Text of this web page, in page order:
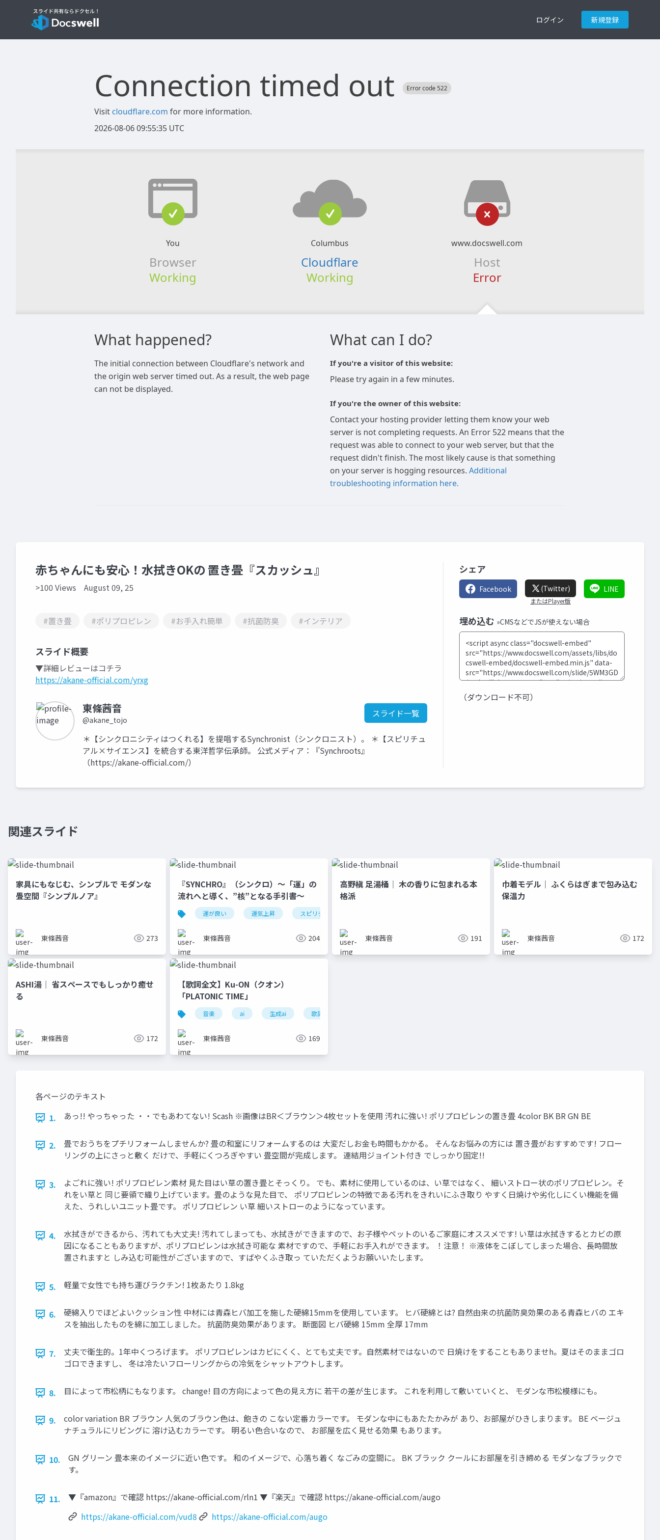
ログイン 新規登録
赤ちゃんにも安心！水拭きOKの 置き畳『スカッシュ』
>100 Views August 09, 25
#置き畳 #ポリプロピレン #お手入れ簡単 #抗菌防臭 #インテリア
スライド概要
▼詳細レビューはコチラ
https://akane-official.com/yrxg
東條茜音
@akane_tojo
スライド一覧
＊【シンクロニシティはつくれる】を提唱するSynchronist（シンクロニスト）。 ＊【スピリチュ
アル×サイエンス】を統合する東洋哲学伝承師。 公式メディア：『Synchroots』
（https://akane-official.com/）
シェア
Facebook (Twitter)
またはPlayer版
LINE
埋め込む »CMSなどでJSが使えない場合
（ダウンロード不可）
関連スライド
家具にもなじむ、シンプルで モダンな
畳空間『シンプルノア』
東條茜音 273
『SYNCHRO』（シンクロ）～「運」の
流れへと導く、”核”となる手引書～
運が良い 運気上昇 スピリチュアル
東條茜音 204
高野槇 足湯桶｜ 木の香りに包まれる本
格派
東條茜音 191
巾着モデル｜ ふくらはぎまで包み込む
保温力
東條茜音 172
ASHI湯｜ 省スペースでもしっかり癒せ
る
東條茜音 172
【歌詞全文】Ku-ON（クオン）
「PLATONIC TIME」
音楽 ai 生成ai 歌詞
東條茜音 169
各ページのテキスト
1.
あっ!! やっちゃった ・・でもあわてない! Scash ※画像はBR＜ブラウン＞4枚セットを使用 汚れに強い! ポリプロピレンの置き畳 4color BK BR GN BE
2.
畳でおうちをプチリフォームしませんか? 畳の和室にリフォームするのは 大変だしお金も時間もかかる。 そんなお悩みの方には 置き畳がおすすめです! フロー
リングの上にさっと敷く だけで、手軽にくつろぎやすい 畳空間が完成します。 連結用ジョイント付き でしっかり固定!!
3.
よごれに強い! ポリプロピレン素材 見た目はい草の置き畳とそっくり。 でも、素材に使用しているのは、い草ではなく、 細いストロー状のポリプロピレン。そ
れをい草と 同じ要領で織り上げています。畳のような見た目で、 ポリプロピレンの特徴である汚れをきれいにふき取り やすく日焼けや劣化しにくい機能を備
えた、うれしいユニット畳です。 ポリプロピレン い草 細いストローのようになっています。
4.
水拭きができるから、汚れても大丈夫! 汚れてしまっても、水拭きができますので、お子様やペットのいるご家庭にオススメです! い草は水拭きするとカビの原
因になることもありますが、ポリプロピレンは水拭き可能な 素材ですので、手軽にお手入れができます。 ！注意！ ※液体をこぼしてしまった場合、長時間放
置されますと しみ込む可能性がございますので、すばやくふき取っ ていただくようお願いいたします。
5. 軽量で女性でも持ち運びラクチン! 1枚あたり 1.8kg
6.
硬綿入りでほどよいクッション性 中材には青森ヒバ加工を施した硬綿15mmを使用しています。 ヒバ硬綿とは? 自然由来の抗菌防臭効果のある青森ヒバの エキ
スを抽出したものを綿に加工しました。 抗菌防臭効果があります。 断面図 ヒバ硬綿 15mm 全厚 17mm
7.
丈夫で衛生的。1年中くつろげます。 ポリプロピレンはカビにくく、とても丈夫です。自然素材ではないので 日焼けをすることもありませh。夏はそのままゴロ
ゴロできますし、 冬は冷たいフローリングからの冷気をシャットアウトします。
8. 目によって市松柄にもなります。 change! 目の方向によって色の見え方に 若干の差が生じます。 これを利用して敷いていくと、 モダンな市松模様にも。
9.
color variation BR ブラウン 人気のブラウン色は、飽きの こない定番カラーです。 モダンな中にもあたたかみが あり、お部屋がひきしまります。 BE ベージュ
ナチュラルにリビングに 溶け込むカラーです。 明るい色合いなので、 お部屋を広く見せる効果 もあります。
10.
GN グリーン 畳本来のイメージに近い色です。 和のイメージで、心落ち着く なごみの空間に。 BK ブラック クールにお部屋を引き締める モダンなブラックで
す。
11.
▼『amazon』で確認 https://akane-official.com/rln1 ▼『楽天』で確認 https://akane-official.com/augo
https://akane-official.com/vud8
https://akane-official.com/augo